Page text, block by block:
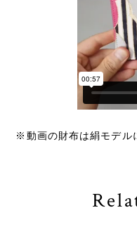
※動画の財布は絹モデル